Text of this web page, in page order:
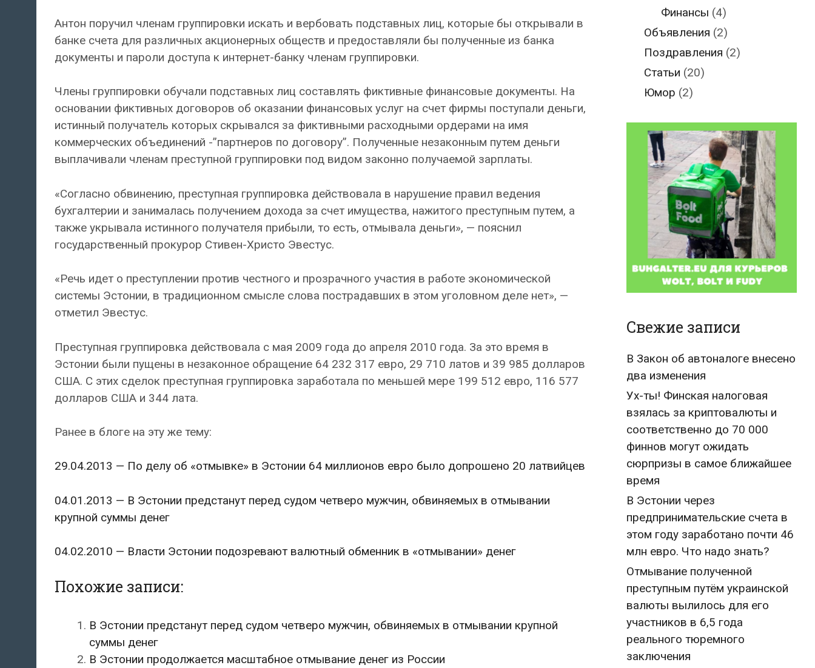
Антон поручил членам группировки искать и вербовать подставных лиц, которые бы открывали в
банке счета для различных акционерных обществ и предоставляли бы полученные из банка
документы и пароли доступа к интернет-банку членам группировки.
Члены группировки обучали подставных лиц составлять фиктивные финансовые документы. На
основании фиктивных договоров об оказании финансовых услуг на счет фирмы поступали деньги,
истинный получатель которых скрывался за фиктивными расходными ордерами на имя
коммерческих объединений -”партнеров по договору”. Полученные незаконным путем деньги
выплачивали членам преступной группировки под видом законно получаемой зарплаты.
«Согласно обвинению, преступная группировка действовала в нарушение правил ведения
бухгалтерии и занималась получением дохода за счет имущества, нажитого преступным путем, а
также укрывала истинного получателя прибыли, то есть, отмывала деньги», — пояснил
государственный прокурор Стивен-Христо Эвестус.
«Речь идет о преступлении против честного и прозрачного участия в работе экономической
системы Эстонии, в традиционном смысле слова пострадавших в этом уголовном деле нет», —
отметил Эвестус.
Преступная группировка действовала с мая 2009 года до апреля 2010 года. За это время в
Эстонии были пущены в незаконное обращение 64 232 317 евро, 29 710 латов и 39 985 долларов
США. С этих сделок преступная группировка заработала по меньшей мере 199 512 евро, 116 577
долларов США и 344 лата.
Ранее в блоге на эту же тему:
29.04.2013 — По делу об «отмывке» в Эстонии 64 миллионов евро было допрошено 20 латвийцев
04.01.2013 — В Эстонии предстанут перед судом четверо мужчин, обвиняемых в отмывании
крупной суммы денег
04.02.2010 — Власти Эстонии подозревают валютный обменник в «отмывании» денег
Похожие записи:
В Эстонии предстанут перед судом четверо мужчин, обвиняемых в отмывании крупной
суммы денег
В Эстонии продолжается масштабное отмывание денег из России
Финансы (4)
Объявления (2)
Поздравления (2)
Статьи (20)
Юмор (2)
Свежие записи
В Закон об автоналоге внесено
два изменения
Ух-ты! Финская налоговая
взялась за криптовалюты и
соответственно до 70 000
финнов могут ожидать
сюрпризы в самое ближайшее
время
В Эстонии через
предпринимательские счета в
этом году заработано почти 46
млн евро. Что надо знать?
Отмывание полученной
преступным путём украинской
валюты вылилось для его
участников в 6,5 года
реального тюремного
заключения